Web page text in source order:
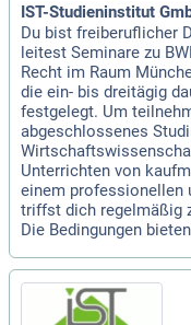
IST-Studieninstitut
Du bist freiberuflicher
leitest Seminare zu
Recht im Raum
die ein- bis dreitägig
festgelegt. Um
abgeschlossenes
Unterrichten von
einem professionellen
triffst dich regelmäßig
Die Bedingungen